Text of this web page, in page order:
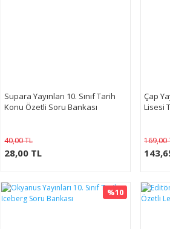
Supara Yayınları 10. Sınıf Tarih
Konu Özetli Soru Bankası
40,00 TL
28,00 TL
Çap
Lisesi
169,00
%10